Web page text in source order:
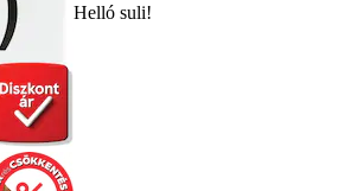
Helló suli!